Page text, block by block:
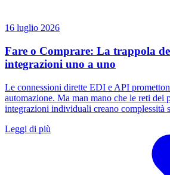
16 luglio 2026
Fare o Comprare: La trappola
integrazioni uno a uno
Le connessioni dirette EDI e API
automazione. Ma man mano che le reti dei
integrazioni individuali creano complessità
Leggi di più